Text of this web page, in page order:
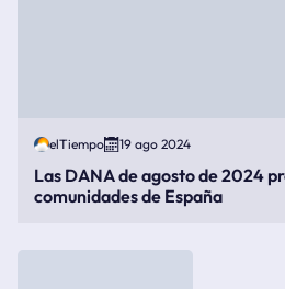
elTiempo 19 ago 2024
Las DANA de agosto de 2024
comunidades de España